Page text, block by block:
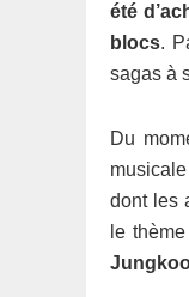
été
blocs.
sagas à
Du
dont les
le thème